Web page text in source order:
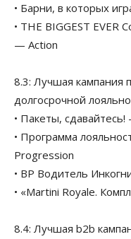
• Барни, в которых
• THE BIGGEST EVER
— Action
8.3: Лучшая кампания
долгосрочной
• Пакеты,
• Программа
Progression
• BP Водитель
• «Martini Royale.
8.4: Лучшая b2b